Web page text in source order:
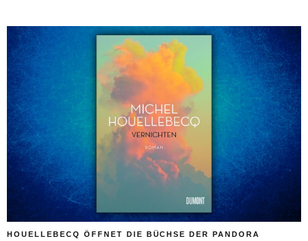
HOUELLEBECQ ÖFFNET DIE BÜCHSE DER PANDORA